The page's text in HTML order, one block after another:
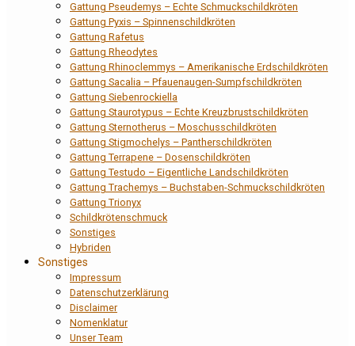
Gattung Pseudemys – Echte Schmuckschildkröten
Gattung Pyxis – Spinnenschildkröten
Gattung Rafetus
Gattung Rheodytes
Gattung Rhinoclemmys – Amerikanische Erdschildkröten
Gattung Sacalia – Pfauenaugen-Sumpfschildkröten
Gattung Siebenrockiella
Gattung Staurotypus – Echte Kreuzbrustschildkröten
Gattung Sternotherus – Moschusschildkröten
Gattung Stigmochelys – Pantherschildkröten
Gattung Terrapene – Dosenschildkröten
Gattung Testudo – Eigentliche Landschildkröten
Gattung Trachemys – Buchstaben-Schmuckschildkröten
Gattung Trionyx
Schildkrötenschmuck
Sonstiges
Hybriden
Sonstiges
Impressum
Datenschutzerklärung
Disclaimer
Nomenklatur
Unser Team